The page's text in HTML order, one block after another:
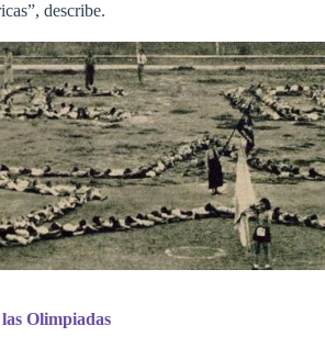
describe.
Olimpiadas